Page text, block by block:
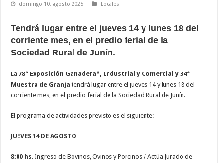
domingo 10, agosto 2025 Locales
Tendrá lugar entre el jueves 14 y lunes 18 del
corriente mes, en el predio ferial de la
Sociedad Rural de Junín.
La 78° Exposición Ganadera*, Industrial y Comercial y 34°
Muestra de Granja tendrá lugar entre el jueves 14 y lunes 18 del
corriente mes, en el predio ferial de la Sociedad Rural de Junín.
El programa de actividades previsto es el siguiente:
JUEVES 14 DE AGOSTO
8:00 hs. Ingreso de Bovinos, Ovinos y Porcinos / Actúa Jurado de